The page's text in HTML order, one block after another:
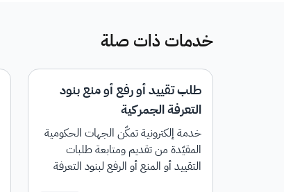
خدمات ذات صلة
طلب تقييد أو رفع أو منع بنود
التعرفة الجمركية
خدمة إلكترونية تمكّن الجهات الحكومية
المقيّدة من تقديم ومتابعة طلبات
التقييد أو المنع أو الرفع لبنود التعرفة